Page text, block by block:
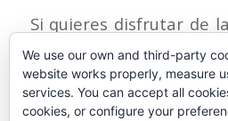
Si quieres disfrutar de
valenciana, lo mejor
Restaurante Casa
zona de moda desde el
We use our own and third-party
website works properly, measure
services. You can accept all
cookies, or configure your